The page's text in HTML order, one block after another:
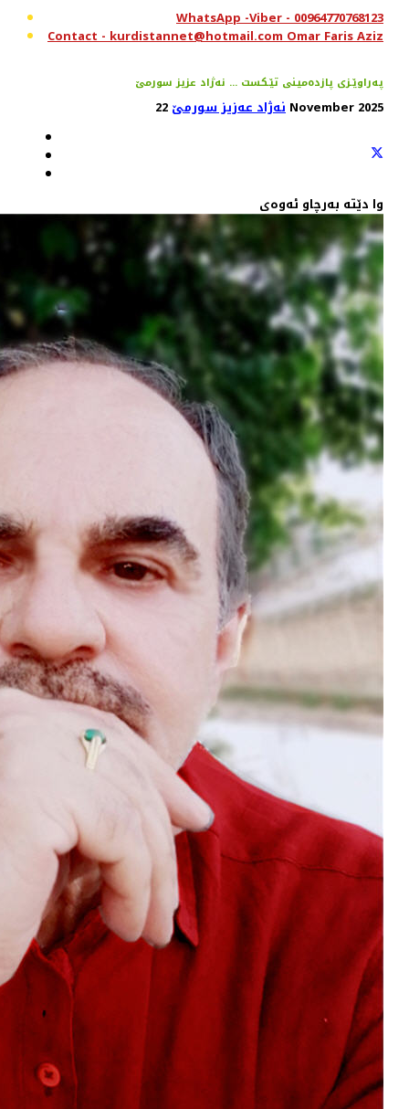
WhatsApp -Viber - 00964770768123
Contact - kurdistannet@hotmail.com Omar Faris Aziz
په‌راوێـزی پازده‌مینی تێـكست ... نه‌ژاد عزیز سورمێ
نەژاد عەزیز سورمێ 22 November 2025
وا دێته‌ به‌رچاو ئه‌وه‌ی